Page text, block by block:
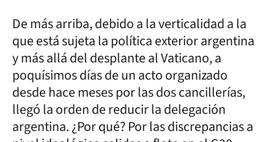
De más arriba, debido a la verticalidad a la
que está sujeta la política exterior argentina
y más allá del desplante al Vaticano, a
poquísimos días de un acto organizado
desde hace meses por las dos cancillerías,
llegó la orden de reducir la delegación
argentina. ¿Por qué? Por las discrepancias a